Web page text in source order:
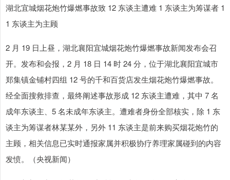
湖北宜城烟花炮竹爆燃事故致 12 东谈主遭难 1 东谈主为筹谋者 1
1 东谈主为主顾
2 月 19 日上昼，湖北襄阳宜城烟花炮竹爆燃事故新闻发布会召
开。发布和会报，2 月 18 日 14 时 24 分，位于湖北襄阳宜城市
郑集镇金铺村四组 12 号的千和百货店发生烟花炮竹爆燃事故。
经全面搜救排查，最终阐述事故形成 12 东谈主遭难，其中 7 名
成年东谈主、5 名未成年东谈主。遭难者身份全部核实，除 1 东
谈主为筹谋者林某某外，另外 11 东谈主是前来购买烟花炮竹的
主顾，相关信息已实时通报家属并积极协疗养理家属碰到的内容
发愤。（央视新闻）